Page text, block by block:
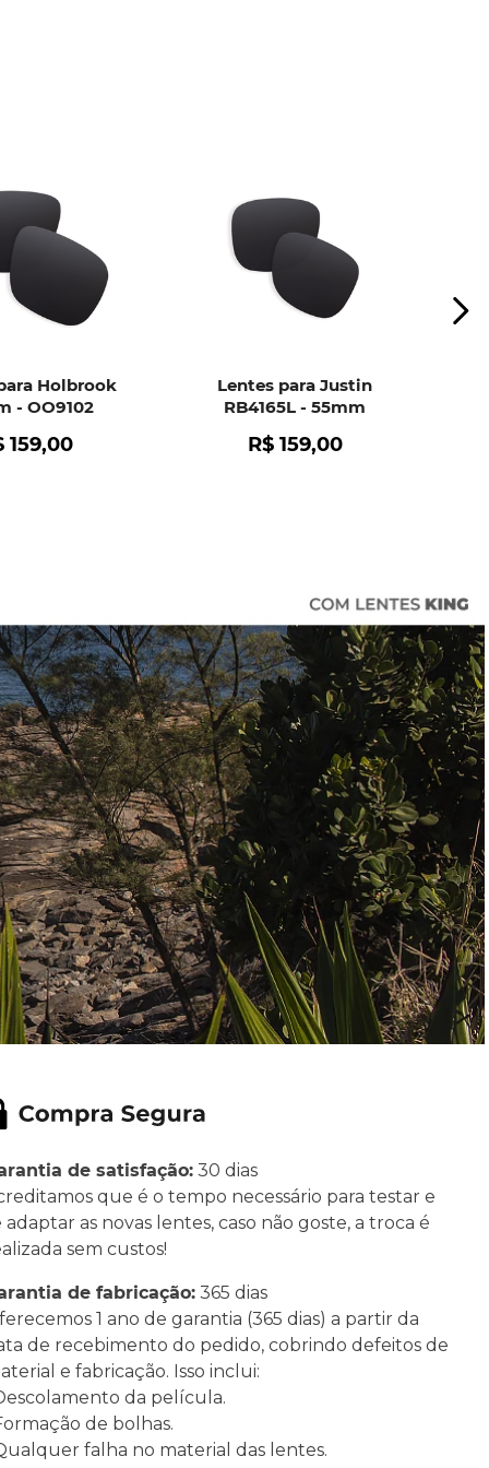
Holbrook
- OO9102
159,00
Lentes para Justin
RB4165L - 55mm
R$ 159,00
de satisfação:30 dias
que é o tempo necessário para testar e
adaptar as novas lentes, caso não goste, a troca é
sem custos!
de fabricação:365 dias
1 ano de garantia (365 dias) a partir da
de recebimento do pedido, cobrindo defeitos de
e fabricação. Isso inclui:
da película.
de bolhas.
falha no material das lentes.